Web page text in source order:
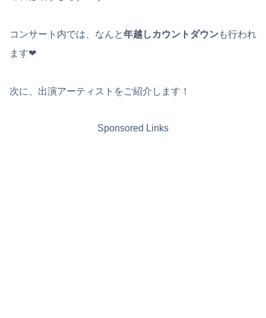
コンサート内では、なんと年越しカウントダウンも行われ
ます❤︎
次に、出演アーティストをご紹介します！
Sponsored Links